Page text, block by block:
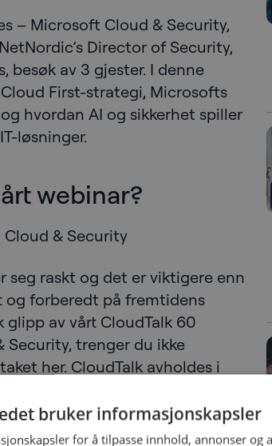
– Microsoft Cloud & Security,
Director of Security,
besøk av 3 gjester. I denne
First-strategi, Microsofts
hvordan AI og sikkerhet spiller
løsninger.
webinar?
& Security
raskt og det er viktigere enn
forberedt på fremtidens
av vårt CloudTalk 60
trenger du ikke
her. CloudTalk avholdes i
en del av CloudTalk-serien.
Microsoft Partner
bruker informasjonskapsler
for å tilpasse innhold, annonser og